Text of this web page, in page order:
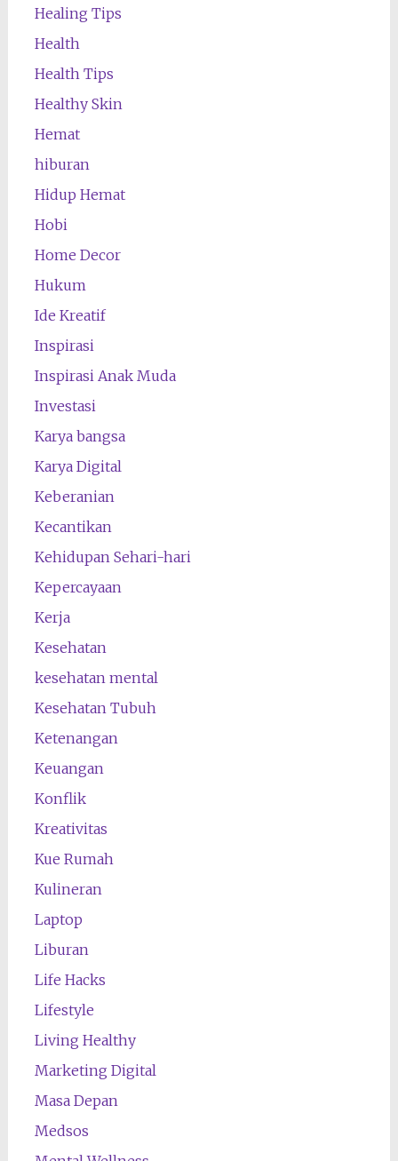
Healing Tips
Health
Health Tips
Healthy Skin
Hemat
hiburan
Hidup Hemat
Hobi
Home Decor
Hukum
Ide Kreatif
Inspirasi
Inspirasi Anak Muda
Investasi
Karya bangsa
Karya Digital
Keberanian
Kecantikan
Kehidupan Sehari-hari
Kepercayaan
Kerja
Kesehatan
kesehatan mental
Kesehatan Tubuh
Ketenangan
Keuangan
Konflik
Kreativitas
Kue Rumah
Kulineran
Laptop
Liburan
Life Hacks
Lifestyle
Living Healthy
Marketing Digital
Masa Depan
Medsos